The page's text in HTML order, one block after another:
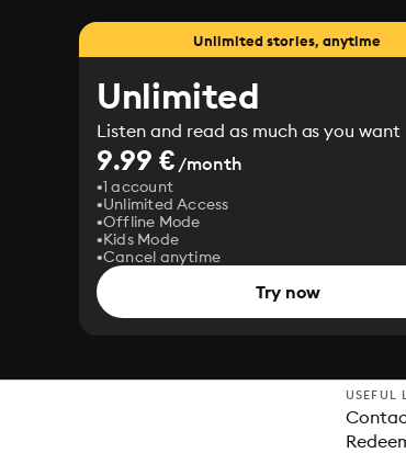
Unlimited stories, anytime
Unlimited
Listen and read as much as you want
9.99 €/month
1 account
Unlimited Access
Offline Mode
Kids Mode
Cancel anytime
Try now
USEFUL